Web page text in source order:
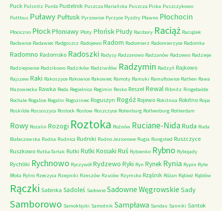
Puck Pulsnitz Purda Pustelnik Puszcza Mariańska Puszcza Piska Puszczykowo
Puttbus Puławy Pułtusk Pyrzowice Pyrzyce Pyzdry Pławno Płochocin
Płociczno PłockPłoniawy Płoty PłońskPłudy Racibory Raciąż Raciążek
Racławice Radawiec Radgoszcz Radojewo Radom Radomierz Radomierzyce Radomka
Radomno Radomsko Radoszki Radysy Radzanowo Radzanów Radzewo Radzieje
Radziejowice Radzikowo Radzików Radziwiłów Radzymin Radzyń Rajkowo
Rajszew Raki Rakoszyce Rakowice Rakowiec Ramoty Ramuki Ramułtowice Rathen Rawa
Mazowiecka Rawka Reda Regielnica Regimin Resko Reszel Rewal Ribnitz Ringebalde
Rochale Rogalice Rogalin Rogoziniec Roguszyn Rogóż Rojewo Rokitnica Rokitno Ropa
Roskilde Rossoszyca Rostock Rostow Roszczyce Rotenburg Rothenburg Rotterdam
Rowy Rozalin Rozogi Roztoka Rożnów Ruciane-NidaRuda Ruda
Białaczowska Rudna Rudnica Rudniki Rudno Jeziorowe Rugia Rungsted Ruszczyce
Ruszkowo Rutka-Tartak Rutki Rutki Kossaki Ruś Rybienko Rybno Rybojady
Rychliki Rychnowo Ryczywół Rydzewo Ryki Ryn Rynek Rynia Rypin Ryte
Błota Rytro Rzeczyca Rzepniki Rzeszów Rzuców Rzymsko Rząśnik Różan Rąbież Rąblów
Rączki Sabinka Sadoleś Sadowie Sadowne Węgrowskie Sady
Samborowo Samoklęski Samotnik Sampława Sandau Sanniki Santok